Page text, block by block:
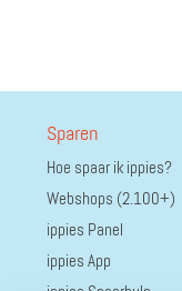
Sparen
Hoe spaar ik ippies?
Webshops (2.100+)
ippies Panel
ippies App